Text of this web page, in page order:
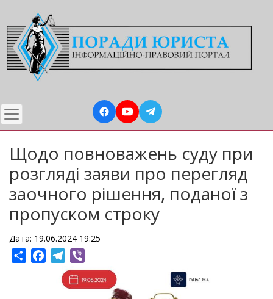
до
основного
вмісту
Щодо повноважень суду при
розгляді заяви про перегляд
заочного рішення, поданої з
пропуском строку
Дата: 19.06.2024 19:25
ShareFacebookTelegram